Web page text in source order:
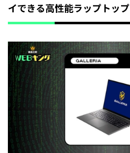
イできる高性能ラップトップ